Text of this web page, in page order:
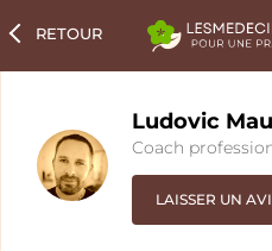
RETOUR
Ludovic
Coach
LAISSER UN